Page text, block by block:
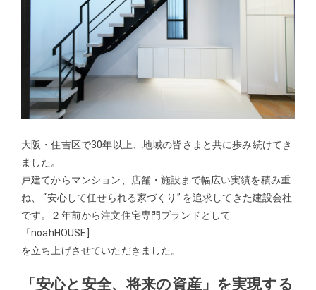
大阪・住吉区で30年以上、地域の皆さまと共に歩み続けてき
ました。
戸建てからマンション、店舗・施設まで幅広い実績を積み重
ね、 “安心して任せられる家づくり” を追求してきた建設会社
です。２年前から注文住宅専門ブランドとして
「noahHOUSE]
を立ち上げさせていただきました。
「安心と安全、将来の資産」を実現する